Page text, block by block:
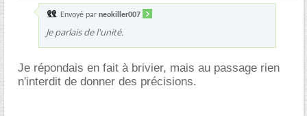
Envoyé par neokiller007
Je parlais de l'unité.
Je répondais en fait à brivier, mais au passage rien
n'interdit de donner des précisions.